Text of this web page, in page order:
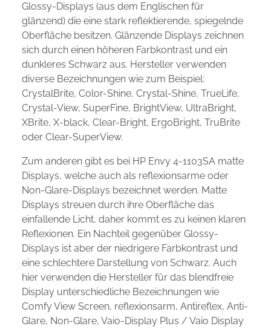
Glossy-Displays (aus dem Englischen für
glänzend) die eine stark reflektierende, spiegelnde
Oberfläche besitzen. Glänzende Displays zeichnen
sich durch einen höheren Farbkontrast und ein
dunkleres Schwarz aus. Hersteller verwenden
diverse Bezeichnungen wie zum Beispiel:
CrystalBrite, Color-Shine, Crystal-Shine, TrueLife,
Crystal-View, SuperFine, BrightView, UltraBright,
XBrite, X-black, Clear-Bright, ErgoBright, TruBrite
oder Clear-SuperView.
Zum anderen gibt es bei HP Envy 4-1103SA matte
Displays, welche auch als reflexionsarme oder
Non-Glare-Displays bezeichnet werden. Matte
Displays streuen durch ihre Oberfläche das
einfallende Licht, daher kommt es zu keinen klaren
Reflexionen. Ein Nachteil gegenüber Glossy-
Displays ist aber der niedrigere Farbkontrast und
eine schlechtere Darstellung von Schwarz. Auch
hier verwenden die Hersteller für das blendfreie
Display unterschiedliche Bezeichnungen wie
Comfy View Screen, reflexionsarm, Antireflex, Anti-
Glare, Non-Glare, Vaio-Display Plus / Vaio Display